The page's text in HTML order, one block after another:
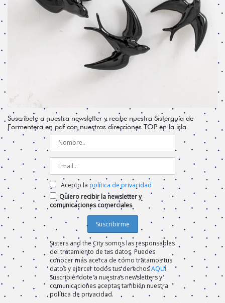
Suscríbete a nuestra newsletter y recibe nuestra Sisterguía de
Formentera en pdf con nuestras direcciones TOP en la isla
Acepto la política de privacidad
Quiero recibir la newsletter y
comunicaciones comerciales
Sisters and the City somos las responsables
del tratamiento de tus datos. Puedes
conocer más acerca de cómo tratamos tus
datos y ejercer todos tus derechosAQUÍ.
Suscribiéndote a nuestras newsletters y
comunicaciones aceptas también nuestra
política de privacidad.